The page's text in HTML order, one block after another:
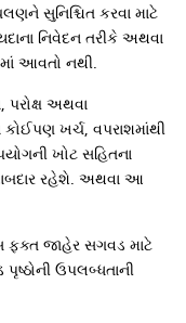
સુનિશ્ચિત કરવા માટે
નિવેદન તરીકે અથવા
આવતો નથી.
પરોક્ષ અથવા
ખર્ચ, વપરાશમાંથી
ખોટ સહિતના
રહેશે. અથવા આ
ફક્ત જાહેર સગવડ માટે
ઉપલબ્ધતાની